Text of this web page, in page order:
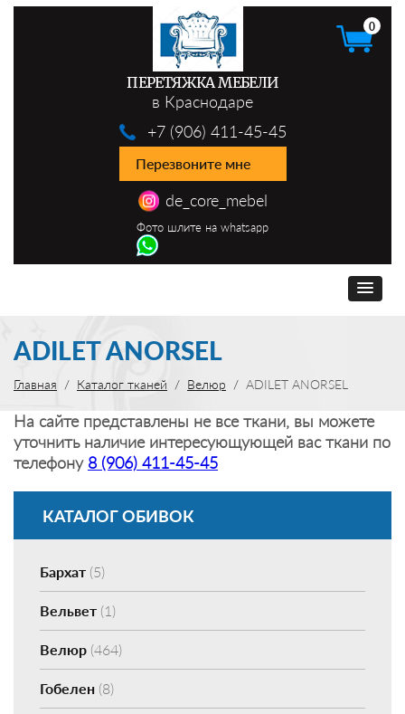
ПЕРЕТЯЖКА МЕБЕЛИ
в Краснодаре
de_core_mebel
Фото шлите на whatsapp
+7 (906) 411-45-45
Перезвоните мне
0
ADILET ANORSEL
Главная Каталог тканей Велюр ADILET ANORSEL
На сайте представлены не все ткани, вы можете
уточнить наличие интересующующей вас ткани по
телефону 8 (906) 411-45-45
КАТАЛОГ ОБИВОК
Бархат (5)
Вельвет (1)
Велюр (464)
Гобелен (8)